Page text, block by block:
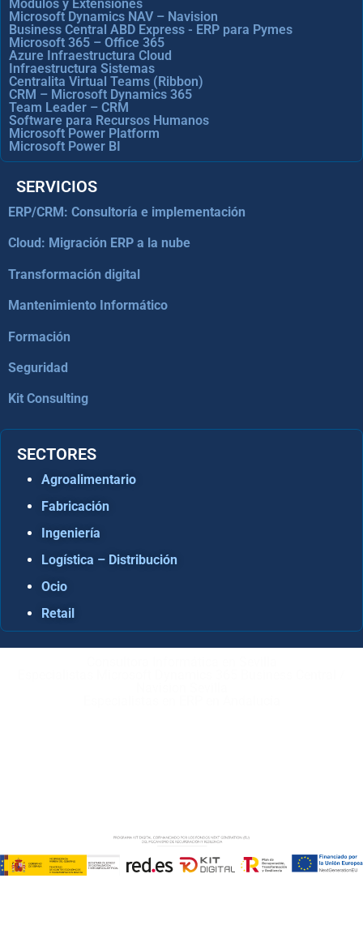
Módulos y Extensiones
Microsoft Dynamics NAV – Navision
Business Central ABD Express - ERP para Pymes
Microsoft 365 – Office 365
Azure Infraestructura Cloud
Infraestructura Sistemas
Centralita Virtual Teams (Ribbon)
CRM – Microsoft Dynamics 365
Team Leader – CRM
Software para Recursos Humanos
Microsoft Power Platform
Microsoft Power BI
SERVICIOS
ERP/CRM: Consultoría e implementación
Cloud: Migración ERP a la nube
Transformación digital
Mantenimiento Informático
Formación
Seguridad
Kit Consulting
SECTORES
Agroalimentario
Fabricación
Ingeniería
Logística – Distribución
Ocio
Retail